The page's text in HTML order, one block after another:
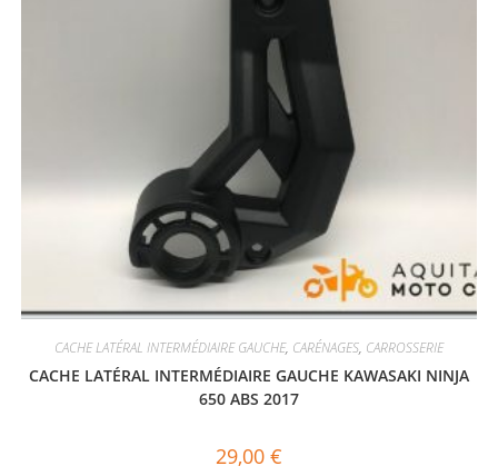
CACHE LATÉRAL INTERMÉDIAIRE GAUCHE, CARÉNAGES, CARROSSERIE
CACHE LATÉRAL INTERMÉDIAIRE GAUCHE KAWASAKI NINJA
650 ABS 2017
29,00 €